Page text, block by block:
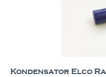
Kondensator Elco